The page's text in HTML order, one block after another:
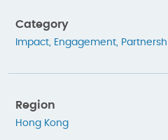
Category
Impact, Engagement,
Region
Hong Kong